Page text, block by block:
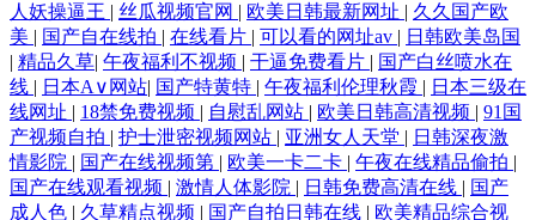
人妖操逼王 | 丝瓜视频官网 | 欧美日韩最新网址 | 久久国产欧
美 | 国产自在线拍 | 在线看片 | 可以看的网址av | 日韩欧美岛国
| 精品久草| 午夜福利不视频 | 干逼免费看片 | 国产白丝喷水在
线 | 日本A∨网站| 国产特黄特 | 午夜福利伦理秋霞 | 日本三级在
线网址 | 18禁免费视频 | 自慰乱网站 | 欧美日韩高清视频 | 91国
产视频自拍 | 护士泄密视频网站 | 亚洲女人天堂 | 日韩深夜激
情影院 | 国产在线视频第 | 欧美一卡二卡 | 午夜在线精品偷拍 |
国产在线观看视频 | 激情人体影院 | 日韩免费高清在线 | 国产
成人色 | 久草精点视频 | 国产自拍日韩在线 | 欧美精品综合视